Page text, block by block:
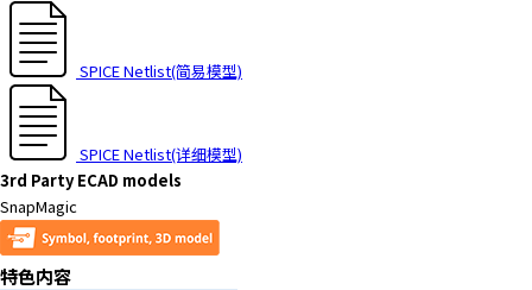
SPICE Netlist(简易模型)
SPICE Netlist(详细模型)
3rd Party ECAD models
SnapMagic
特色内容